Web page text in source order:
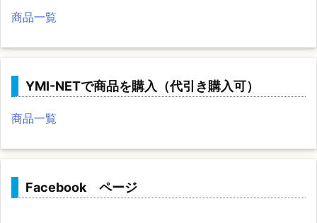
商品一覧
YMI-NETで商品を購入（代引き購入可）
商品一覧
Facebook ページ